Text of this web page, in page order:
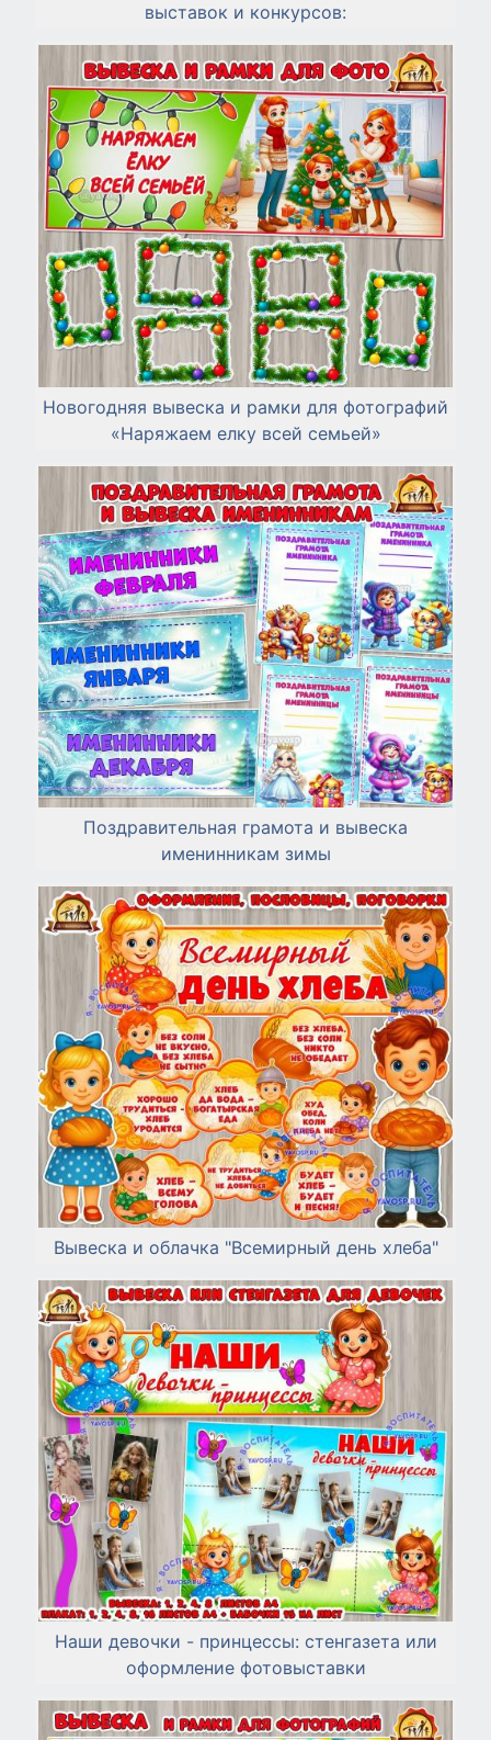
выставок и конкурсов:
Новогодняя вывеска и рамки для фотографий
«Наряжаем елку всей семьей»
Поздравительная грамота и вывеска
именинникам зимы
Вывеска и облачка "Всемирный день хлеба"
Наши девочки - принцессы: стенгазета или
оформление фотовыставки